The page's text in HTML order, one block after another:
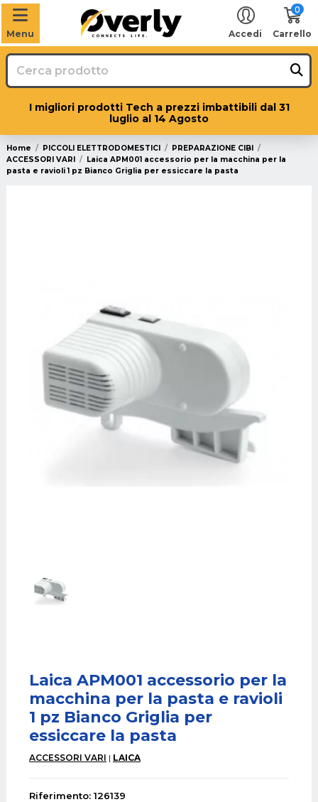
Menu Accedi
0
Carrello
I migliori prodotti Tech a prezzi imbattibili dal 31
luglio al 14 Agosto
Home PICCOLI ELETTRODOMESTICI
PREPARAZIONE CIBI
ACCESSORI VARI
Laica APM001 accessorio per la macchina per la
pasta e ravioli 1 pz Bianco Griglia per essiccare la pasta
Laica APM001 accessorio per la
macchina per la pasta e ravioli
1 pz Bianco Griglia per
essiccare la pasta
ACCESSORI VARI LAICA
Riferimento: 126139